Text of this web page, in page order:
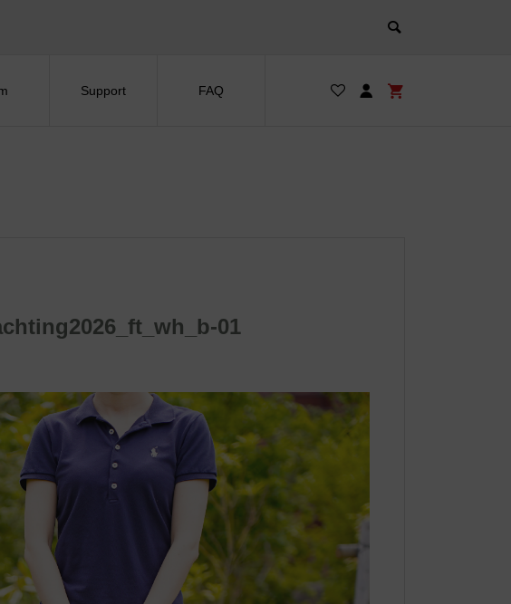
Support FAQ
01